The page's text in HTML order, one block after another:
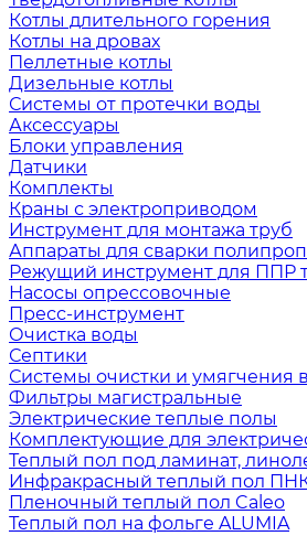
Котлы длительного горения
Котлы на дровах
Пеллетные котлы
Дизельные котлы
Системы от протечки воды
Аксессуары
Блоки управления
Датчики
Комплекты
Краны с электроприводом
Инструмент для монтажа труб
Аппараты для сварки
Режущий инструмент для ППР
Насосы опрессовочные
Пресс-инструмент
Очистка воды
Септики
Системы очистки и умягчения
Фильтры магистральные
Электрические теплые полы
Комплектующие для
Теплый пол под ламинат,
Инфракрасный теплый пол
Пленочный теплый пол Caleo
Теплый пол на фольге ALUMIA